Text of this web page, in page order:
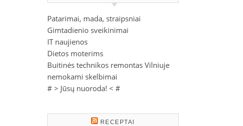
Patarimai, mada, straipsniai
Gimtadienio sveikinimai
IT naujienos
Dietos moterims
Buitinės technikos remontas Vilniuje
nemokami skelbimai
# > Jūsų nuoroda! < #
RECEPTAI